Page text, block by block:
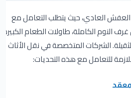
العادي، حيث يتطلب التعامل مع
الكاملة، طاولات الطعام الكبيرة،
الشركات المتخصصة في نقل الأثاث
للتعامل مع هذه التحديات: